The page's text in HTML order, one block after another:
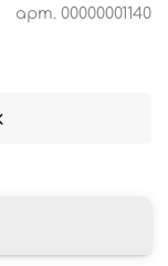
арт. 00000001140